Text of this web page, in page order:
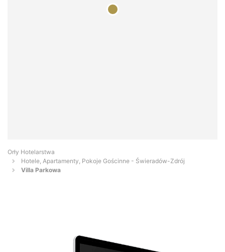
Orły Hotelarstwa
Hotele, Apartamenty, Pokoje Gościnne - Świeradów-Zdrój
Villa Parkowa